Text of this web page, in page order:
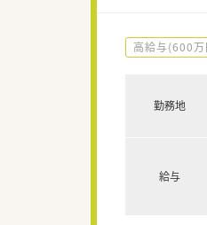
高給与(600
勤務地
給与